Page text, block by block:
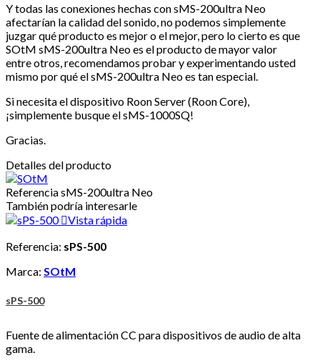
Y todas las conexiones hechas con sMS-200ultra Neo
afectarían la calidad del sonido, no podemos simplemente
juzgar qué producto es mejor o el mejor, pero lo cierto es que
SOtM sMS-200ultra Neo es el producto de mayor valor
entre otros, recomendamos probar y experimentando usted
mismo por qué el sMS-200ultra Neo es tan especial.
Si necesita el dispositivo Roon Server (Roon Core),
¡simplemente busque el sMS-1000SQ!
Gracias.
Detalles del producto
ReferenciasMS-200ultra Neo
También podría interesarle
Vista rápida
Referencia: sPS-500
Marca: SOtM
sPS-500
Fuente de alimentación CC para dispositivos de audio de alta
gama.